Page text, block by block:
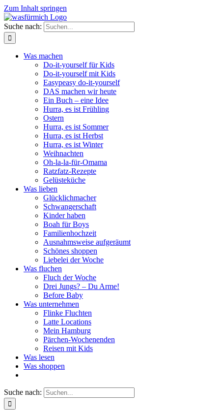
Zum Inhalt springen
Suche nach:
Was machen
Do-it-yourself für Kids
Do-it-yourself mit Kids
Easypeasy do-it-yourself
DAS machen wir heute
Ein Buch – eine Idee
Hurra, es ist Frühling
Ostern
Hurra, es ist Sommer
Hurra, es ist Herbst
Hurra, es ist Winter
Weihnachten
Oh-la-la-für-Omama
Ratzfatz-Rezepte
Gelüsteküche
Was lieben
Glücklichmacher
Schwangerschaft
Kinder haben
Boah für Boys
Familienhochzeit
Ausnahmsweise aufgeräumt
Schönes shoppen
Liebelei der Woche
Was fluchen
Fluch der Woche
Drei Jungs? – Du Arme!
Before Baby
Was unternehmen
Flinke Fluchten
Latte Locations
Mein Hamburg
Pärchen-Wochenenden
Reisen mit Kids
Was lesen
Was shoppen
Suche nach: